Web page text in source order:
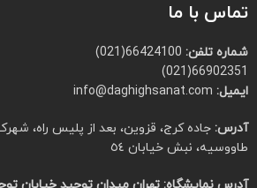
تماس با ما
شماره تلفن:
66902351(021)
ایمیل:
آدرس: جاده کرج، قزوین، بعد از پلیس راه،
طاووسیه، نبش خیابان ٥٤